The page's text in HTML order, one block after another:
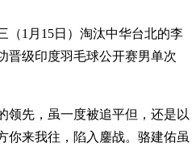
（1月15日）淘汰中华台北的李
晋级印度羽毛球公开赛男单次
领先，虽一度被追平但，还是以
你来我往，陷入鏖战。骆建佑虽